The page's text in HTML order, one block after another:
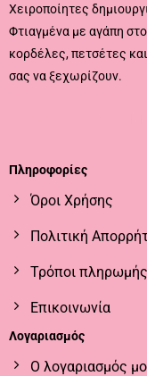
Χειροποίητες
Φτιαγμένα με αγάπη
κορδέλες, πετσέτες
σας να ξεχωρίζουν.
Πληροφορίες
Όροι Χρήσης
Πολιτική
Τρόποι πληρωμής
Επικοινωνία
Λογαριασμός
Ο λογαριασμός